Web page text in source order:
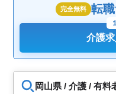
完全無料 転
介護求
岡山県 / 介護 / 有料